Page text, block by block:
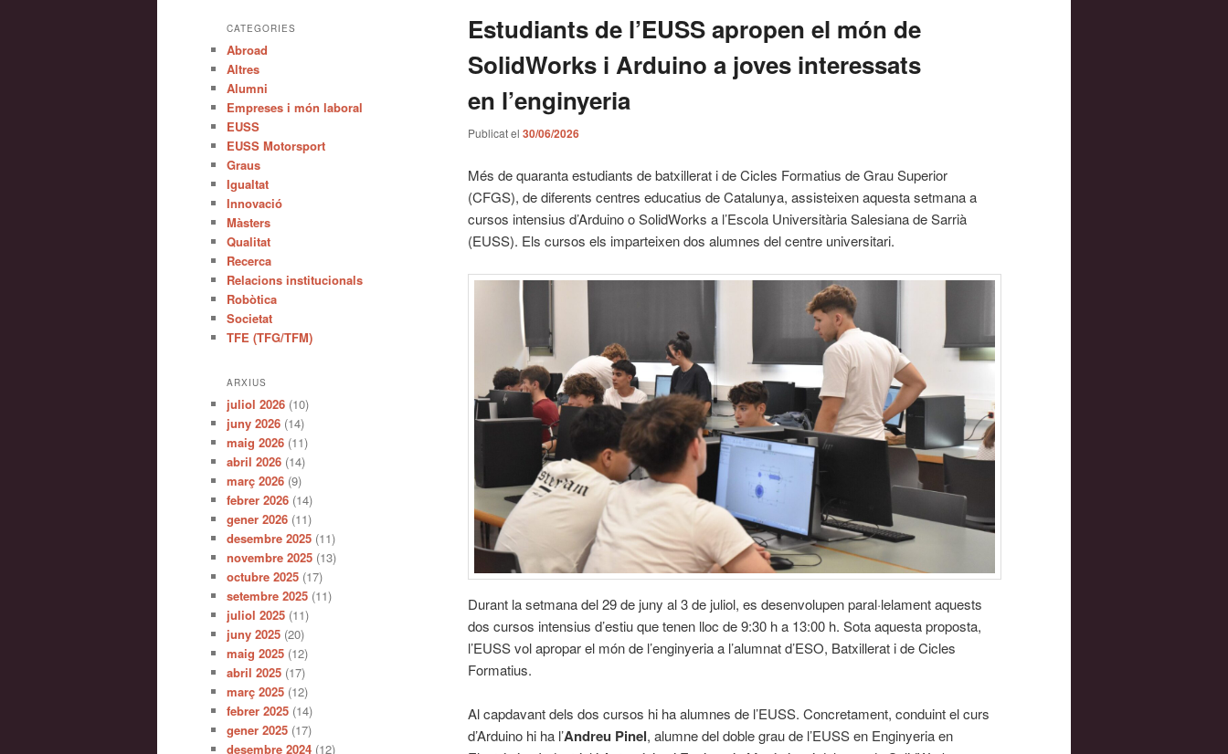
Estudiants de l’EUSS apropen el món de
SolidWorks i Arduino a joves interessats
en l’enginyeria
Publicat el 30/06/2026
Més de quaranta estudiants de batxillerat i de Cicles Formatius de Grau Superior
(CFGS), de diferents centres educatius de Catalunya, assisteixen aquesta setmana a
cursos intensius d’Arduino o SolidWorks a l’Escola Universitària Salesiana de Sarrià
(EUSS). Els cursos els imparteixen dos alumnes del centre universitari.
Durant la setmana del 29 de juny al 3 de juliol, es desenvolupen paral·lelament aquests
dos cursos intensius d’estiu que tenen lloc de 9:30 h a 13:00 h. Sota aquesta proposta,
l’EUSS vol apropar el món de l’enginyeria a l’alumnat d’ESO, Batxillerat i de Cicles
Formatius.
Al capdavant dels dos cursos hi ha alumnes de l’EUSS. Concretament, conduint el curs
d’Arduino hi ha l’Andreu Pinel, alumne del doble grau de l’EUSS en Enginyeria en
CATEGORIES
Abroad
Altres
Alumni
Empreses i món laboral
EUSS
EUSS Motorsport
Graus
Igualtat
Innovació
Màsters
Qualitat
Recerca
Relacions institucionals
Robòtica
Societat
TFE (TFG/TFM)
ARXIUS
juliol 2026 (10)
juny 2026 (14)
maig 2026 (11)
abril 2026 (14)
març 2026 (9)
febrer 2026 (14)
gener 2026 (11)
desembre 2025 (11)
novembre 2025 (13)
octubre 2025 (17)
setembre 2025 (11)
juliol 2025 (11)
juny 2025 (20)
maig 2025 (12)
abril 2025 (17)
març 2025 (12)
febrer 2025 (14)
gener 2025 (17)
desembre 2024 (12)